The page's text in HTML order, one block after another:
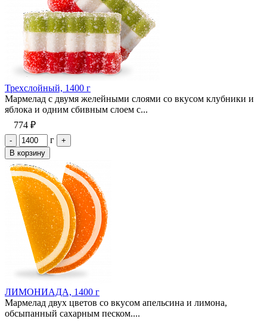
Трехслойный, 1400 г
Мармелад с двумя желейными слоями со вкусом клубники и
яблока и одним сбивным слоем с...
774 ₽
- г
+
В корзину
ЛИМОНИАДА, 1400 г
Мармелад двух цветов со вкусом апельсина и лимона,
обсыпанный сахарным песком....